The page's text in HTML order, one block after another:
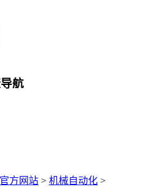
航
方网站 > 机械自动化 >